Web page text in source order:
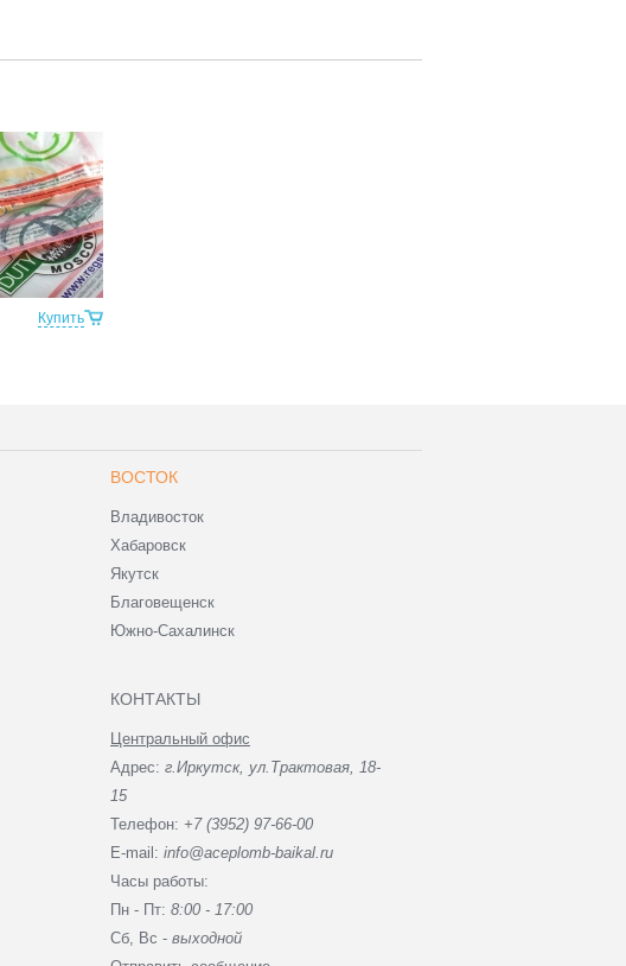
Купить
ВОСТОК
Владивосток
Хабаровск
Якутск
Благовещенск
Южно-Сахалинск
КОНТАКТЫ
Центральный офис
Адрес: г.Иркутск, ул.Трактовая, 18-
15
Телефон: +7 (3952) 97-66-00
E-mail: info@aceplomb-baikal.ru
Часы работы:
Пн - Пт: 8:00 - 17:00
Сб, Вc - выходной